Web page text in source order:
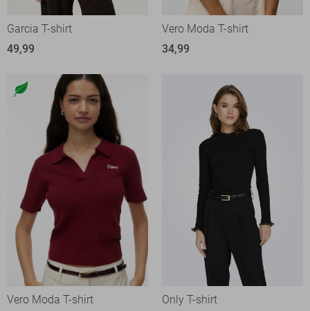
Garcia T-shirt
49,99
Vero Moda T-shirt
34,99
Vero Moda T-shirt
Only T-shirt